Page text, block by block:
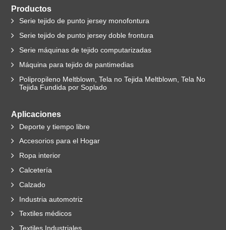
Productos
Serie tejido de punto jersey monofontura
Serie tejido de punto jersey doble frontura
Serie máquinas de tejido computarizadas
Máquina para tejido de pantimedias
Polipropileno Meltblown, Tela no Tejida Meltblown, Tela No
Tejida Fundida por Soplado
Aplicaciones
Deporte y tiempo libre
Accesorios para el Hogar
Ropa interior
Calcetería
Calzado
Industria automotriz
Textiles médicos
Textiles Industriales